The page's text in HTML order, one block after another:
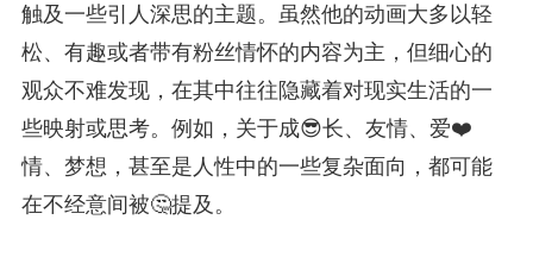
触及一些引人深思的主题。虽然他的动画大多以轻
松、有趣或者带有粉丝情怀的内容为主，但细心的
观众不难发现，在其中往往隐藏着对现实生活的一
些映射或思考。例如，关于成😎长、友情、爱❤️
情、梦想，甚至是人性中的一些复杂面向，都可能
在不经意间被🤔提及。